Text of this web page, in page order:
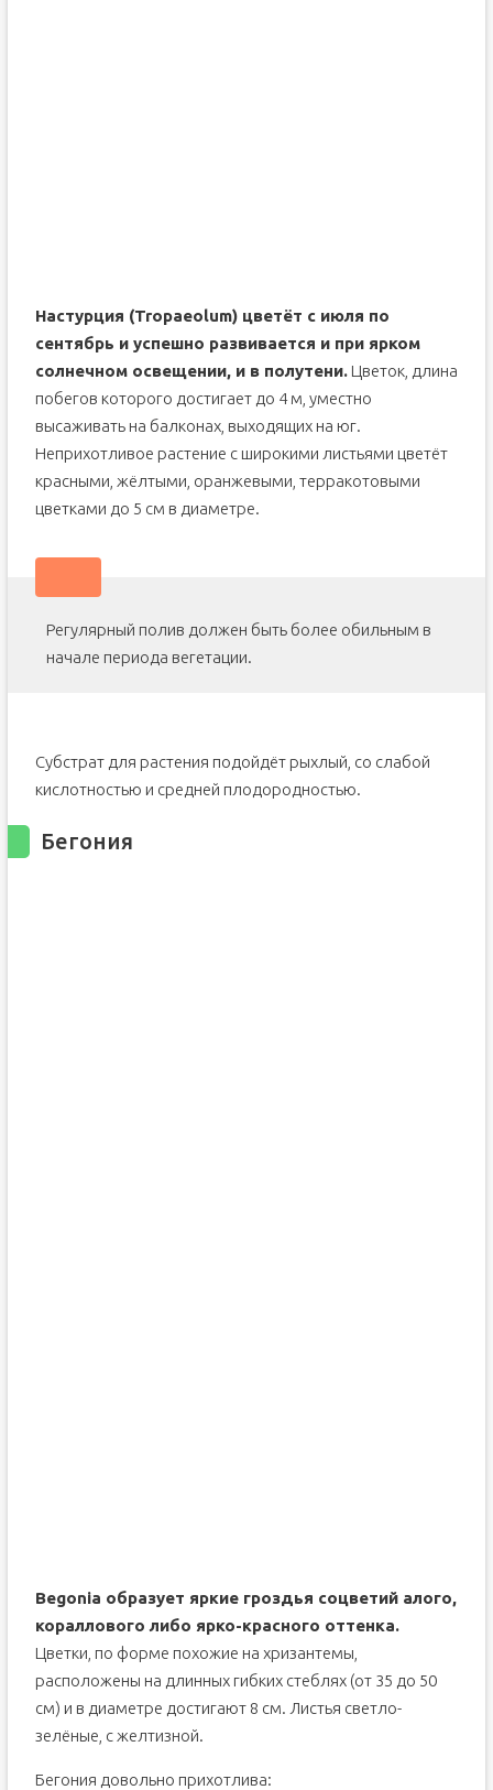
Настурция (Tropaeolum) цветёт с июля по
сентябрь и успешно развивается и при ярком
солнечном освещении, и в полутени.Цветок, длина
побегов которого достигает до 4 м, уместно
высаживать на балконах, выходящих на юг.
Неприхотливое растение с широкими листьями цветёт
красными, жёлтыми, оранжевыми, терракотовыми
цветками до 5 см в диаметре.
Регулярный полив должен быть более обильным в
начале периода вегетации.
Субстрат для растения подойдёт рыхлый, со слабой
кислотностью и средней плодородностью.
Бегония
Begonia образует яркие гроздья соцветий алого,
кораллового либо ярко-красного оттенка.
Цветки, по форме похожие на хризантемы,
расположены на длинных гибких стеблях (от 35 до 50
см) и в диаметре достигают 8 см. Листья светло-
зелёные, с желтизной.
Бегония довольно прихотлива: